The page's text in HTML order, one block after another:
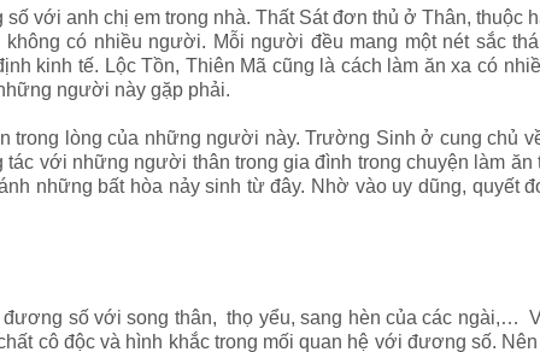
với anh chị em trong nhà. Thất Sát đơn thủ ở Thân, thuộc
có nhiều người. Mỗi người đều mang một nét sắc
kinh tế. Lộc Tồn, Thiên Mã cũng là cách làm ăn xa có
người này gặp phải.
trong lòng của những người này. Trường Sinh ở cung chủ
tác với những người thân trong gia đình trong chuyện làm
những bất hòa nảy sinh từ đây. Nhờ vào uy dũng, quyết
số với song thân, thọ yểu, sang hèn của các ngài,…
cô độc và hình khắc trong mối quan hệ với đương số.